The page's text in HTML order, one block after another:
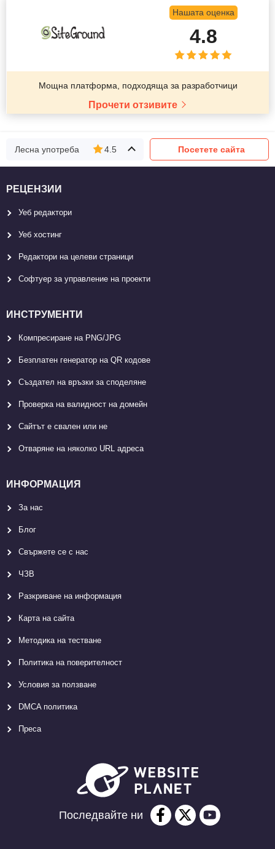
Нашата оценка
4.8
Мощна платформа, подходяща за разработчици
Прочети отзивите
Лесна употреба 4.5 Посетете сайта
РЕЦЕНЗИИ
Уеб редактори
Уеб хостинг
Редактори на целеви страници
Софтуер за управление на проекти
ИНСТРУМЕНТИ
Компресиране на PNG/JPG
Безплатен генератор на QR кодове
Създател на връзки за споделяне
Проверка на валидност на домейн
Сайтът е свален или не
Отваряне на няколко URL адреса
ИНФОРМАЦИЯ
За нас
Блог
Свържете се с нас
ЧЗВ
Разкриване на информация
Карта на сайта
Методика на тестване
Политика на поверителност
Условия за ползване
DMCA политика
Преса
Последвайте ни